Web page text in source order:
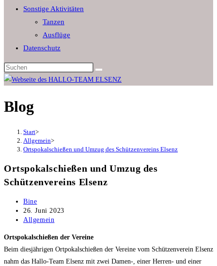
Sonstige Aktivitäten
Tanzen
Ausflüge
Datenschutz
Diese
Website
Blog
Start>
Allgemein>
Ortspokalschießen und Umzug des Schützenvereins Elsenz
Ortspokalschießen und Umzug des
Schützenvereins Elsenz
Beitrags-
Autor:
Bine
Beitrag
veröffentlicht:
26. Juni 2023
Beitrags-
Allgemein
Ortspokalschießen der Vereine
Beim diesjährigen Ortpokalschießen der Vereine vom Schützenverein Elsenz
nahm das Hallo-Team Elsenz mit zwei Damen-, einer Herren- und einer